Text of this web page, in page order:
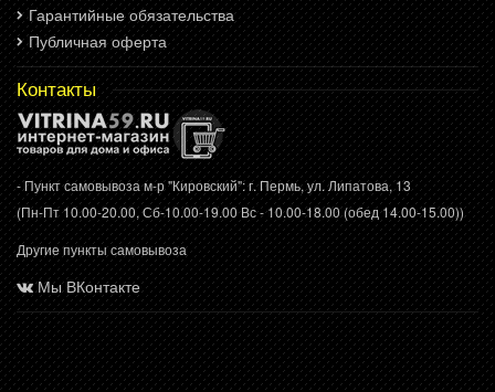
Гарантийные обязательства
Публичная оферта
Контакты
- Пункт самовывоза м-р "Кировский": г. Пермь, ул. Липатова, 13
(Пн-Пт 10.00-20.00, Сб-10.00-19.00 Вс - 10.00-18.00 (обед 14.00-15.00))
Другие пункты самовывоза
Мы ВКонтакте